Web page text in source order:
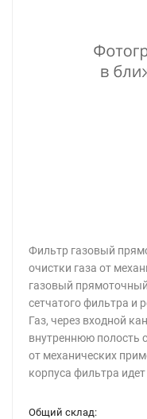
Фильтр газовый
очистки газа от
газовый
сетчатого фильтра и
Газ, через входной
внутреннюю полость
от механических
корпуса фильтра
Общий склад: